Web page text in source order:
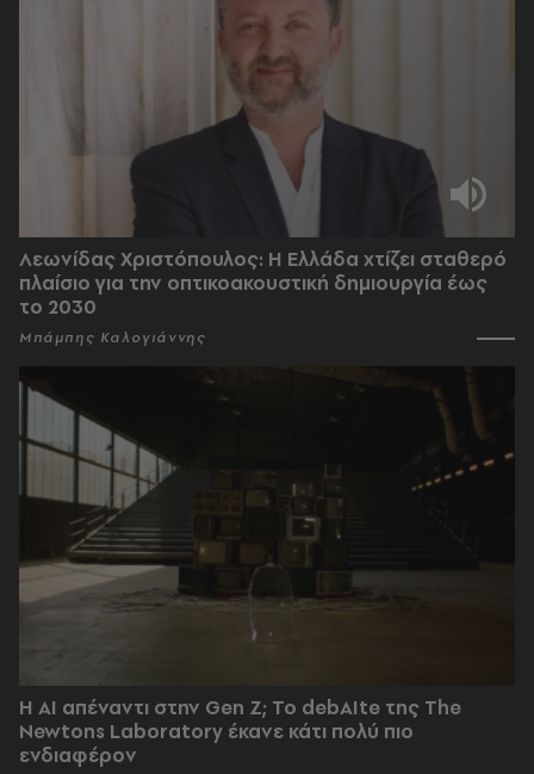
Λεωνίδας Χριστόπουλος: Η Ελλάδα χτίζει σταθερό
πλαίσιο για την οπτικοακουστική δημιουργία έως
το 2030
Μπάμπης Καλογιάννης
Η AI απέναντι στην Gen Z; Το debAIte της The
Newtons Laboratory έκανε κάτι πολύ πιο
ενδιαφέρον